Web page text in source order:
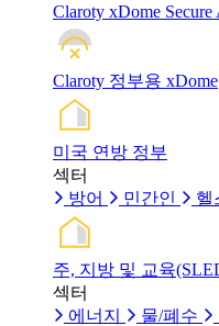
Claroty xDome Secure
Claroty 정부용 xDome
미국 연방 정부
섹터
방어
민간인 헬
주, 지방 및 교육
섹터
에너지
물/폐수